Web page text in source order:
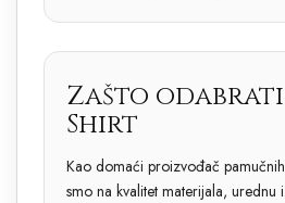
Zašto odabrati
Shirt
Kao domaći proizvođač
smo na kvalitet materijala, urednu